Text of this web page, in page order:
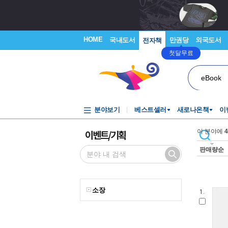
HOME 국내도서 전자책 만권당
첫달무료
외국도서
eBook
분야보기 베스트셀러 새로나온책 이
이벤트/기획
소장
이 분야에 4
판매량순
1.